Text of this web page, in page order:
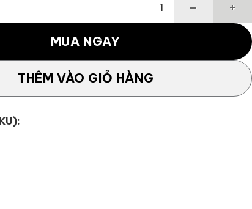
nữ T-ICE tay xếp ly TaylorMade TL829 số lượng
THÊM VÀO GIỎ HÀNG
MUA NGAY